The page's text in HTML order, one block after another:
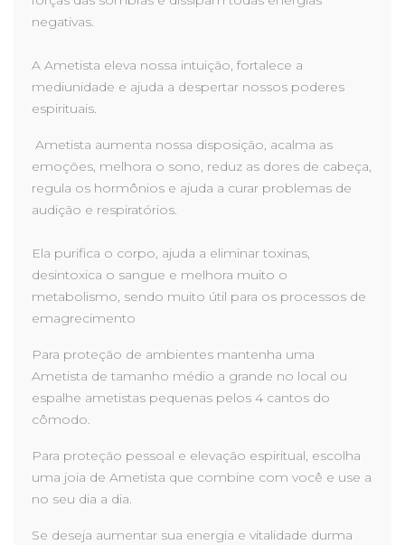
negativas.
A Ametista eleva nossa intuição, fortalece a
mediunidade e ajuda a despertar nossos poderes
espirituais.
Ametista aumenta nossa disposição, acalma as
emoções, melhora o sono, reduz as dores de cabeça,
regula os hormônios e ajuda a curar problemas de
audição e respiratórios.
Ela purifica o corpo, ajuda a eliminar toxinas,
desintoxica o sangue e melhora muito o
metabolismo, sendo muito útil para os processos de
emagrecimento
Para proteção de ambientes mantenha uma
Ametista de tamanho médio a grande no local ou
espalhe ametistas pequenas pelos 4 cantos do
cômodo.
Para proteção pessoal e elevação espiritual, escolha
uma joia de Ametista que combine com você e use a
no seu dia a dia.
Se deseja aumentar sua energia e vitalidade durma